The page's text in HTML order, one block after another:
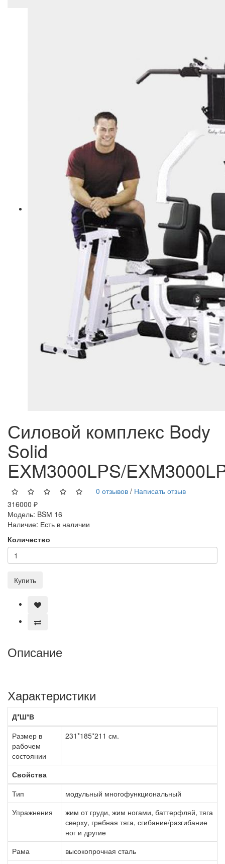
Силовой комплекс Body
Solid
EXM3000LPS/
0 отзывов / Написать отзыв
316000 ₽
Модель: BSМ 16
Наличие: Есть в наличии
Количество
Купить
Описание
Характеристики
Д*Ш*В
Размер в
рабочем
состоянии
231*185*211 см.
Свойства
Тип
модульный многофункциональный
Упражнения
жим от груди, жим ногами, баттерфляй, тяга
сверху, гребная тяга, сгибание/разгибание
ног и другие
Рама
высокопрочная сталь